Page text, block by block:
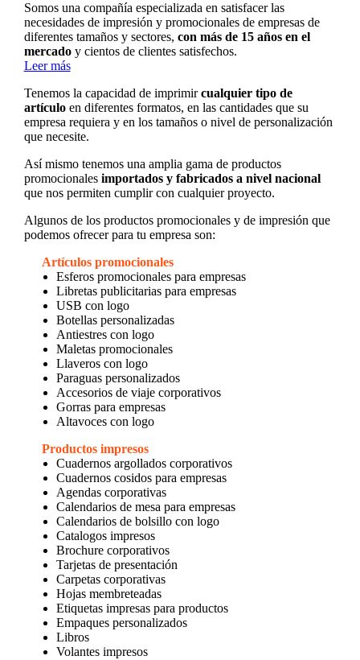
Somos una compañía especializada en satisfacer las
necesidades de impresión y promocionales de empresas de
diferentes tamaños y sectores, con más de 15 años en el
mercadoy cientos de clientes satisfechos.
Leer más
Tenemos la capacidad de imprimircualquier tipo de
artículoen diferentes formatos, en las cantidades que su
empresa requiera y en los tamaños o nivel de personalización
que necesite.
Así mismo tenemos una amplia gama de productos
promocionales importados y fabricados a nivel nacional
que nos permiten cumplir con cualquier proyecto.
Algunos de los productos promocionales y de impresión que
podemos ofrecer para tu empresa son:
Artículos promocionales
Esferos promocionales para empresas
Libretas publicitarias para empresas
USB con logo
Botellas personalizadas
Antiestres con logo
Maletas promocionales
Llaveros con logo
Paraguas personalizados
Accesorios de viaje corporativos
Gorras para empresas
Altavoces con logo
Productos impresos
Cuadernos argollados corporativos
Cuadernos cosidos para empresas
Agendas corporativas
Calendarios de mesa para empresas
Calendarios de bolsillo con logo
Catalogos impresos
Brochure corporativos
Tarjetas de presentación
Carpetas corporativas
Hojas membreteadas
Etiquetas impresas para productos
Empaques personalizados
Libros
Volantes impresos